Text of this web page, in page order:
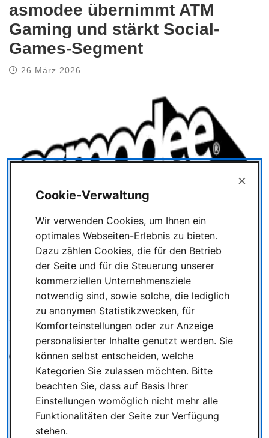
asmodee übernimmt ATM
Gaming und stärkt Social-
Games-Segment
26 März 2026
Netflix sichert sich „Zug um
Zug“ für Film- und
Serienprojekte
26 Februar 2026
Cookie-Verwaltung
×
Wir verwenden Cookies, um Ihnen ein
optimales Webseiten-Erlebnis zu bieten.
Dazu zählen Cookies, die für den Betrieb
der Seite und für die Steuerung unserer
kommerziellen Unternehmensziele
notwendig sind, sowie solche, die lediglich
zu anonymen Statistikzwecken, für
Komforteinstellungen oder zur Anzeige
personalisierter Inhalte genutzt werden. Sie
können selbst entscheiden, welche
Kategorien Sie zulassen möchten. Bitte
beachten Sie, dass auf Basis Ihrer
Einstellungen womöglich nicht mehr alle
Funktionalitäten der Seite zur Verfügung
stehen.